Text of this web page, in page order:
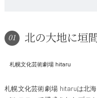
01 北の大地に垣
札幌文化芸術劇場 hitaru
札幌文化芸術劇場 hitaruは北